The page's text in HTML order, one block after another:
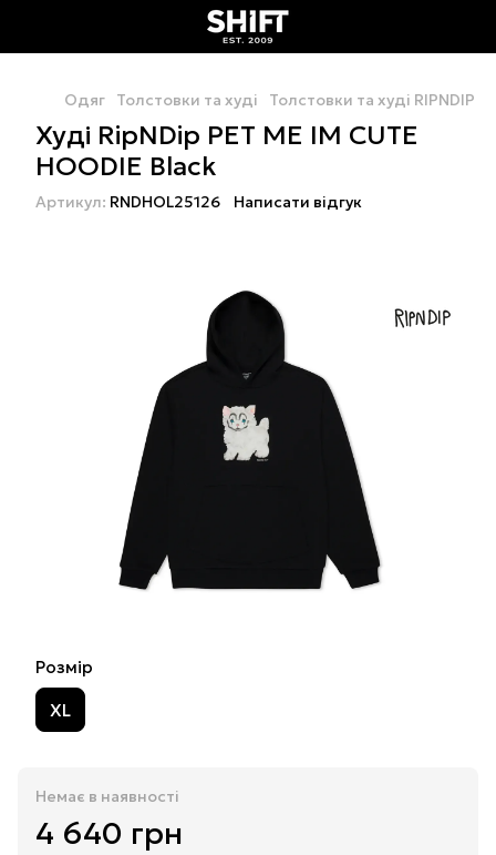
Одяг Толстовки та худі Толстовки та худі RIPNDIP
Худі RipNDip PET ME IM CUTE
HOODIE Black
Артикул: RNDHOL25126 Написати відгук
Розмір
XL
Немає в наявності
4 640 грн